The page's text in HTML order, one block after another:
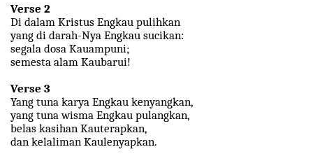
Verse 2
Di dalam Kristus Engkau pulihkan
yang di darah-Nya Engkau sucikan:
segala dosa Kauampuni;
semesta alam Kaubarui!
Verse 3
Yang tuna karya Engkau kenyangkan,
yang tuna wisma Engkau pulangkan,
belas kasihan Kauterapkan,
dan kelaliman Kaulenyapkan.